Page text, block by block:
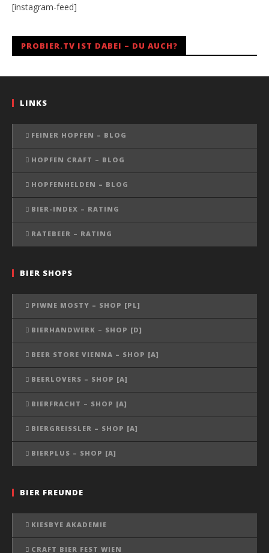
[instagram-feed]
PROBIER.TV IST DABEI – DU AUCH?
LINKS
FEINER HOPFEN – BLOG
HOPFEN CRAFT – BLOG
HOPFENHELDEN – BLOG
BIER-INDEX – RATING
RATEBEER – RATING
BIER SHOPS
PIWNE MOSTY – SHOP [PL]
BIERHANDWERK – SHOP [D]
BEER STORE VIENNA – SHOP [A]
BEERLOVERS – SHOP [A]
BIERFRACHT – SHOP [A]
BIERGREISSLER – SHOP [A]
BIERPLUS – SHOP [A]
BIER FREUNDE
KIESBYE AKADEMIE
CRAFT BIER FEST WIEN